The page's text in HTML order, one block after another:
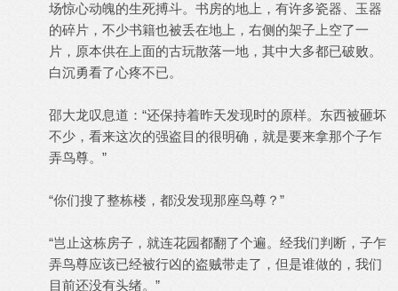
场惊心动魄的生死搏斗。书房的地上，有许多瓷器、玉器
的碎片，不少书籍也被丢在地上，右侧的架子上空了一
片，原本供在上面的古玩散落一地，其中大多都已破败。
白沉勇看了心疼不已。
邵大龙叹息道：“还保持着昨天发现时的原样。东西被砸坏
不少，看来这次的强盗目的很明确，就是要来拿那个子乍
弄鸟尊。”
“你们搜了整栋楼，都没发现那座鸟尊？”
“岂止这栋房子，就连花园都翻了个遍。经我们判断，子乍
弄鸟尊应该已经被行凶的盗贼带走了，但是谁做的，我们
目前还没有头绪。”